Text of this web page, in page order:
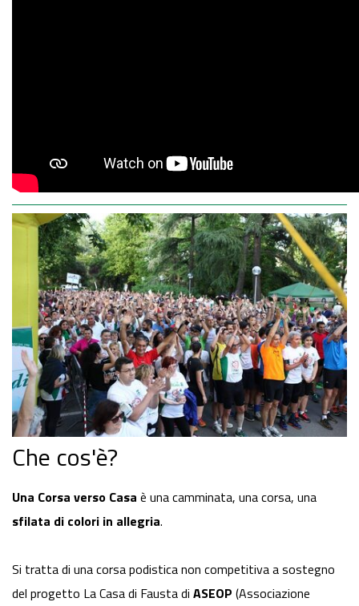
Che cos'è?
Una Corsa verso Casa è una camminata, una corsa, una
sfilata di colori in allegria.
Si tratta di una corsa podistica non competitiva a sostegno
del progetto La Casa di Fausta di ASEOP (Associazione